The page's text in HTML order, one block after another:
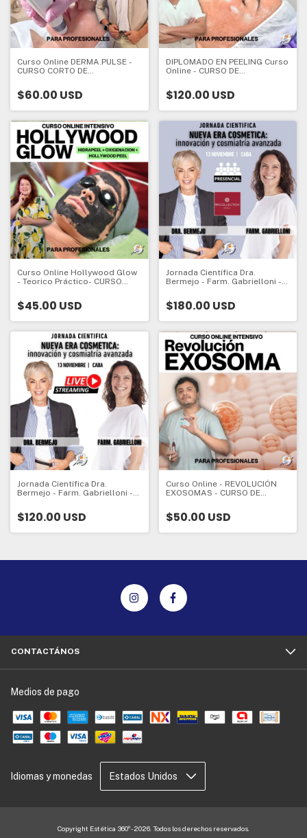
Curso Online DERMA.PULSE -
CURSO CORTO DE
PROFESIONAL
$60.00 USD
DIPLOMADO EN PEELING Curso
Online - CURSO DE
PROFESIONAL
$120.00 USD
Curso Online Hollywood Glow
- Teorico Práctico- CURSO
PROFESIONAL
$45.00 USD
Jornada Científica Dra.
Bermejo - Farm. Gabrielloni -
$180.00 USD
Jornada Científica Dra.
Bermejo - Farm. Gabrielloni -
$120.00 USD
Curso Online - REVOLUCIÓN
EXOSOMAS - CURSO DE
PROFESIONAL
$50.00 USD
CONTACTÁNOS
Medios de pago
Idiomas y monedas
Copyright Estética 360º - 2026. Todos los derechos reservados.